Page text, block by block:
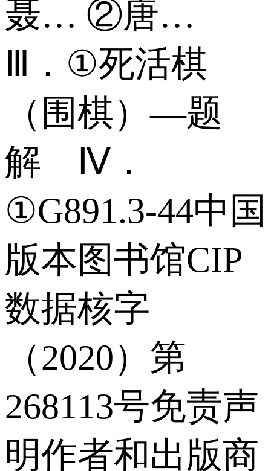
聂… ②唐…
Ⅲ．①死活棋
（围棋）—题
解 Ⅳ．
①G891.3-44中国
版本图书馆CIP
数据核字
（2020）第
268113号免责声
明作者和出版商